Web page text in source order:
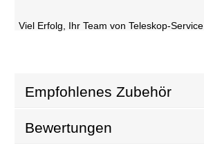
Viel Erfolg, Ihr Team von Teleskop-Service
Empfohlenes Zubehör
Bewertungen